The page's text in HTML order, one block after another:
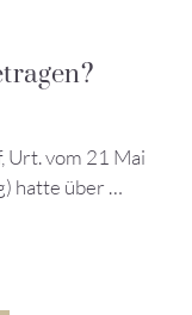
Urt. vom 21 Mai
hatte über …